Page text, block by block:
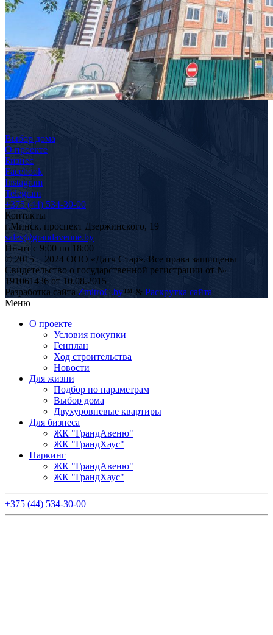
Выбор дома
О проекте
Бизнес
Facebook
Instagram
Telegram
+375 (44) 534-30-00
Контакты
г.Минск, проспект Дзержинского, 19
sales@grandavenue.by
Пн-пт с 9:00 по 18:00
© 2015 − 2024 ООО «Датч Стар». Все права защищены
Свидетельство о государственной регистрации от №
191061436 от 10.08.2015
Разработка сайта ZmitroC.by™ & Раскрутка сайта
Меню
О проекте
Условия покупки
Генплан
Ход строительства
Новости
Для жизни
Подбор по параметрам
Выбор дома
Двухуровневые квартиры
Для бизнеса
ЖК "ГрандАвеню"
ЖК "ГрандХаус"
Паркинг
ЖК "ГрандАвеню"
ЖК "ГрандХаус"
+375 (44) 534-30-00